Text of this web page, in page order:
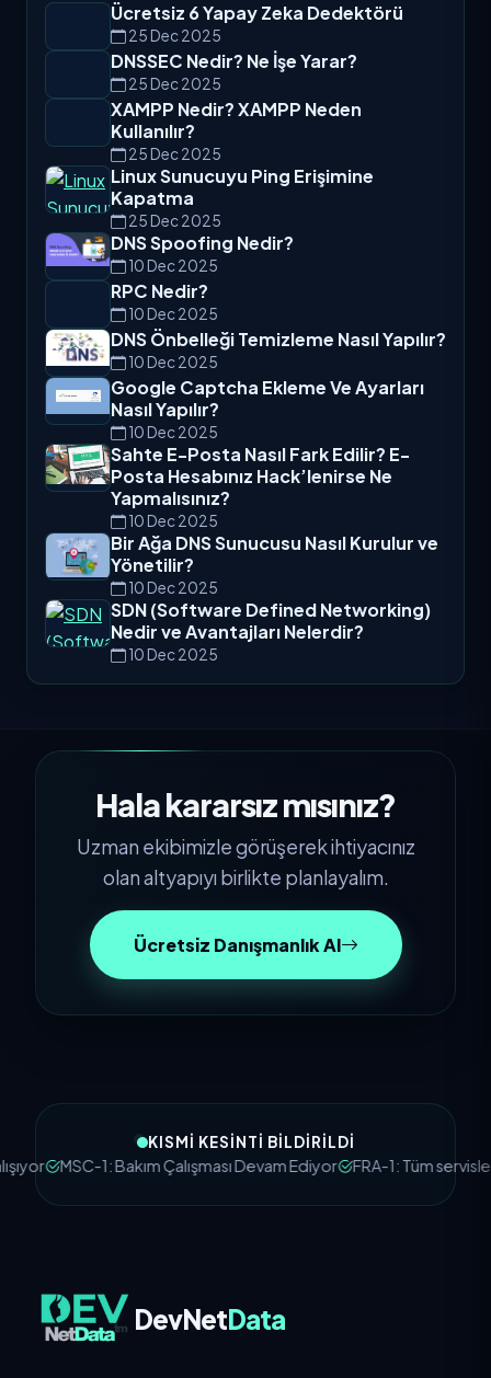
Ücretsiz 6 Yapay Zeka Dedektörü
25 Dec 2025
DNSSEC Nedir? Ne İşe Yarar?
25 Dec 2025
XAMPP Nedir? XAMPP Neden
Kullanılır?
25 Dec 2025
Linux Sunucuyu Ping Erişimine
Kapatma
25 Dec 2025
DNS Spoofing Nedir?
10 Dec 2025
RPC Nedir?
10 Dec 2025
DNS Önbelleği Temizleme Nasıl Yapılır?
10 Dec 2025
Google Captcha Ekleme Ve Ayarları
Nasıl Yapılır?
10 Dec 2025
Sahte E-Posta Nasıl Fark Edilir? E-
Posta Hesabınız Hack’lenirse Ne
Yapmalısınız?
10 Dec 2025
Bir Ağa DNS Sunucusu Nasıl Kurulur ve
Yönetilir?
10 Dec 2025
SDN (Software Defined Networking)
Nedir ve Avantajları Nelerdir?
10 Dec 2025
Hala kararsız mısınız?
Uzman ekibimizle görüşerek ihtiyacınız
olan altyapıyı birlikte planlayalım.
Ücretsiz Danışmanlık Al
KISMI KESINTI BILDIRILDI
MSC-1: Bakım Çalışması Devam Ediyor FRA-1: Tüm servisler
DevNetData